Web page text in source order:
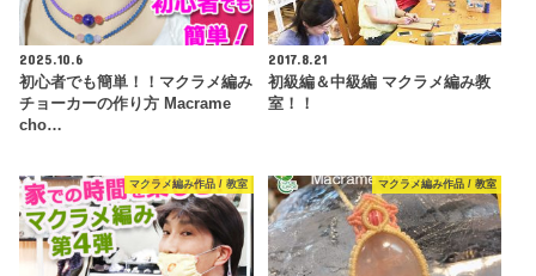
2025.10.6
初心者でも簡単！！マクラメ編み
チョーカーの作り方 Macrame
cho…
2017.8.21
初級編＆中級編 マクラメ編み教
室！！
マクラメ編み作品 / 教室 マクラメ編み作品 / 教室